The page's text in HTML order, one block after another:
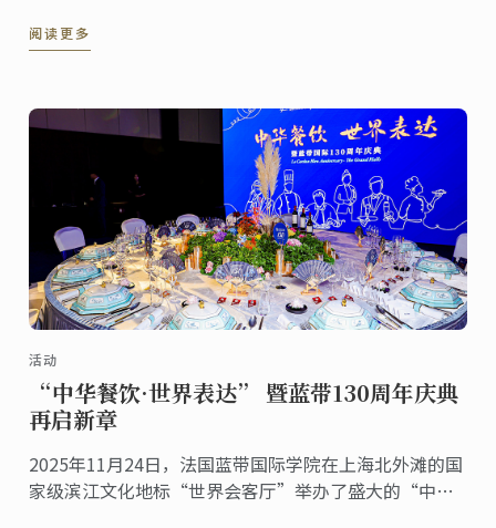
力慕斯的精妙结合。
阅读更多
活动
“中华餐饮·世界表达” 暨蓝带130周年庆典
再启新章
2025年11月24日，法国蓝带国际学院在上海北外滩的国
家级滨江文化地标“世界会客厅”举办了盛大的“中华